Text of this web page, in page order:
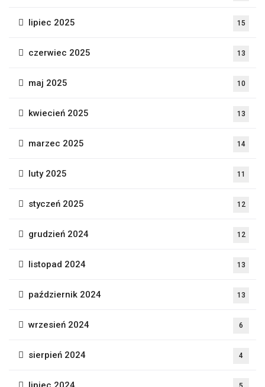
lipiec 2025 15
czerwiec 2025 13
maj 2025 10
kwiecień 2025 13
marzec 2025 14
luty 2025 11
styczeń 2025 12
grudzień 2024 12
listopad 2024 13
październik 2024 13
wrzesień 2024 6
sierpień 2024 4